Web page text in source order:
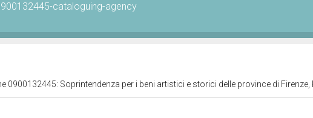
cataloguing-agency
0900132445: Soprintendenza per i beni artistici e storici delle province di